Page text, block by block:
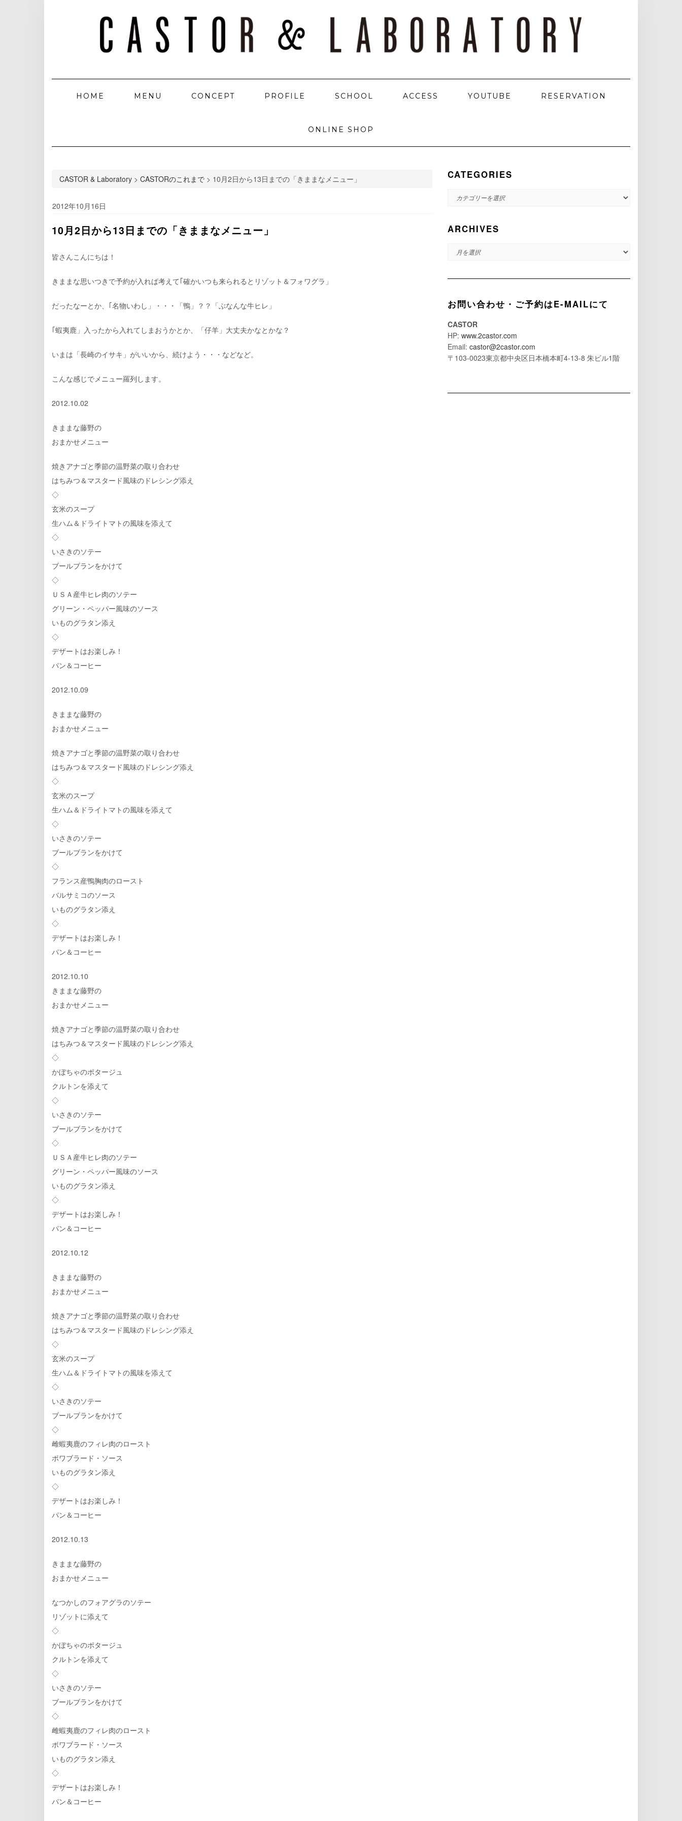
HOME MENU CONCEPT PROFILE SCHOOL ACCESS YOUTUBE RESERVATION
ONLINE SHOP
CASTOR & Laboratory > CASTORのこれまで > 10月2日から13日までの「きままなメニュー」
2012年10月16日
10月2日から13日までの「きままなメニュー」
皆さんこんにちは！
きままな思いつきで予約が入れば考えて｢確かいつも来られるとリゾット＆フォワグラ」
だったなーとか、｢名物いわし」・・・「鴨」？？「ぶなんな牛ヒレ」
｢蝦夷鹿」入ったから入れてしまおうかとか、「仔羊」大丈夫かなとかな？
いまは「長崎のイサキ」がいいから、続けよう・・・などなど。
こんな感じでメニュー羅列します。
2012.10.02
きままな藤野の
おまかせメニュー
焼きアナゴと季節の温野菜の取り合わせ
はちみつ＆マスタード風味のドレシング添え
◇
玄米のスープ
生ハム＆ドライトマトの風味を添えて
◇
いさきのソテー
ブールブランをかけて
◇
ＵＳＡ産牛ヒレ肉のソテー
グリーン・ペッパー風味のソース
いものグラタン添え
◇
デザートはお楽しみ！
パン＆コーヒー
2012.10.09
きままな藤野の
おまかせメニュー
焼きアナゴと季節の温野菜の取り合わせ
はちみつ＆マスタード風味のドレシング添え
◇
玄米のスープ
生ハム＆ドライトマトの風味を添えて
◇
いさきのソテー
ブールブランをかけて
◇
フランス産鴨胸肉のロースト
バルサミコのソース
いものグラタン添え
◇
デザートはお楽しみ！
パン＆コーヒー
2012.10.10
きままな藤野の
おまかせメニュー
焼きアナゴと季節の温野菜の取り合わせ
はちみつ＆マスタード風味のドレシング添え
◇
かぼちゃのポタージュ
クルトンを添えて
◇
いさきのソテー
ブールブランをかけて
◇
ＵＳＡ産牛ヒレ肉のソテー
グリーン・ペッパー風味のソース
いものグラタン添え
◇
デザートはお楽しみ！
パン＆コーヒー
2012.10.12
きままな藤野の
おまかせメニュー
焼きアナゴと季節の温野菜の取り合わせ
はちみつ＆マスタード風味のドレシング添え
◇
玄米のスープ
生ハム＆ドライトマトの風味を添えて
◇
いさきのソテー
ブールブランをかけて
◇
雌蝦夷鹿のフィレ肉のロースト
ポワブラード・ソース
いものグラタン添え
◇
デザートはお楽しみ！
パン＆コーヒー
2012.10.13
きままな藤野の
おまかせメニュー
なつかしのフォアグラのソテー
リゾットに添えて
◇
かぼちゃのポタージュ
クルトンを添えて
◇
いさきのソテー
ブールブランをかけて
◇
雌蝦夷鹿のフィレ肉のロースト
ポワブラード・ソース
いものグラタン添え
◇
デザートはお楽しみ！
パン＆コーヒー
CATEGORIES
CATEGORIES
ARCHIVES
ARCHIVES
お問い合わせ・ご予約はE-MAILにて
CASTOR
HP: www.2castor.com
Email: castor@2castor.com
〒103-0023東京都中央区日本橋本町4-13-8 朱ビル1階